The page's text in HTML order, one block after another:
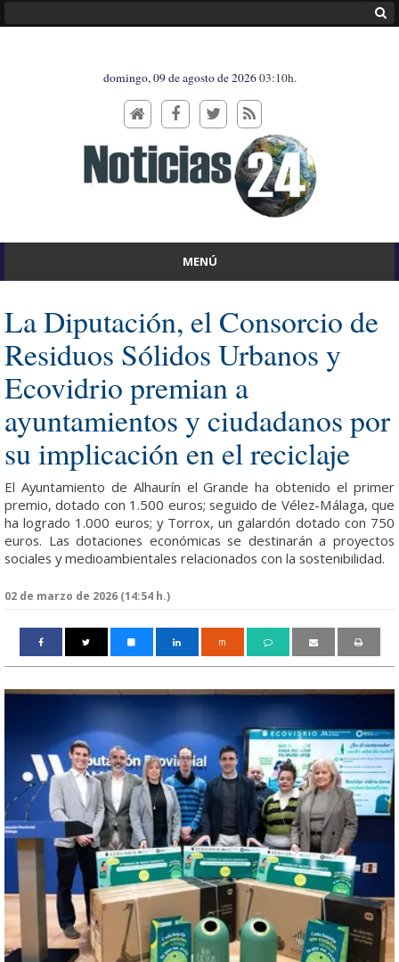
domingo, 09 de agosto de 202603:10h.
MENÚ
La Diputación, el Consorcio de
Residuos Sólidos Urbanos y
Ecovidrio premian a
ayuntamientos y ciudadanos por
su implicación en el reciclaje
El Ayuntamiento de Alhaurín el Grande ha obtenido el primer
premio, dotado con 1.500 euros; seguido de Vélez-Málaga, que
ha logrado 1.000 euros; y Torrox, un galardón dotado con 750
euros. Las dotaciones económicas se destinarán a proyectos
sociales y medioambientales relacionados con la sostenibilidad.
02 de marzo de 2026 (14:54 h.)
m